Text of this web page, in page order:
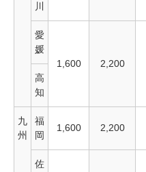
川
愛
媛
1,600
2,200
高
知
九
州
福
岡
1,600 2,200
佐